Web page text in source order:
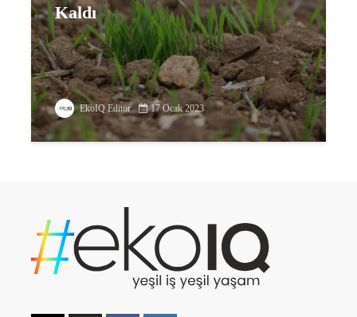
Kaldı
EkoIQ Editör 17 Ocak 2023